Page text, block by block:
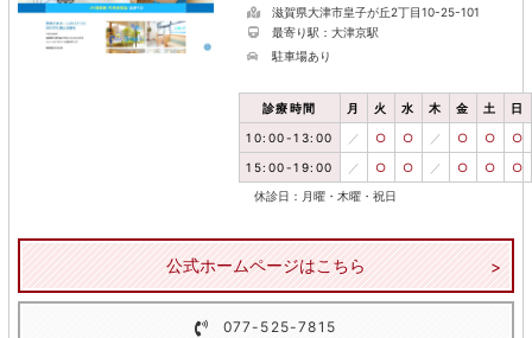
滋賀県大津市皇子が丘2丁目10-25-101
最寄り駅：大津京駅
駐車場あり
診療時間 月 火 水 木 金 土 日
10:00-13:00 ／ ○ ○ ／ ○ ○ ○
15:00-19:00 ／ ○ ○ ／ ○ ○ ○
休診日：月曜・木曜・祝日
公式ホームページはこちら
077-525-7815